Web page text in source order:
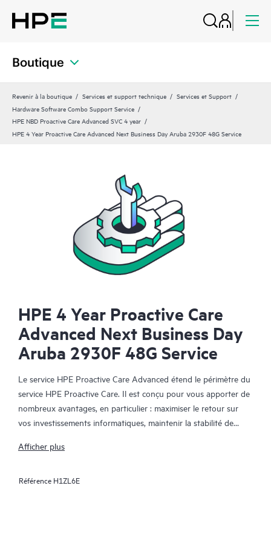
Boutique
Revenir à la boutique Services et support technique
Services et Support
Hardware Software Combo Support Service
HPE NBD Proactive Care Advanced SVC 4 year
HPE 4 Year Proactive Care Advanced Next Business Day Aruba 2930F 48G Service
HPE 4 Year Proactive Care
Advanced Next Business Day
Aruba 2930F 48G Service
Le service HPE Proactive Care Advanced étend le périmètre du
service HPE Proactive Care. Il est conçu pour vous apporter de
nombreux avantages, en particulier : maximiser le retour sur
vos investissements informatiques, maintenir la stabilité de
projets informatiques et commerciaux, réduire les coûts
informatique pour lui permettre de se consacrer aux tâches
Afficher plus
Référence H1ZL6E